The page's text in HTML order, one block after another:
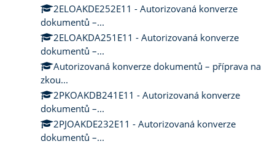
2ELOAKDE252E11 - Autorizovaná konverze
dokumentů –...
2ELOAKDA251E11 - Autorizovaná konverze
dokumentů –...
Autorizovaná konverze dokumentů – příprava na
zkou...
2PKOAKDB241E11 - Autorizovaná konverze
dokumentů –...
2PJOAKDE232E11 - Autorizovaná konverze
dokumentů –...